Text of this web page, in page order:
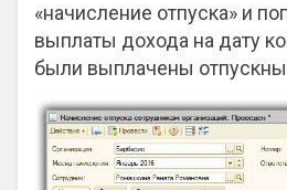
«начисление отпуска» и
выплаты дохода на дату
были выплачены